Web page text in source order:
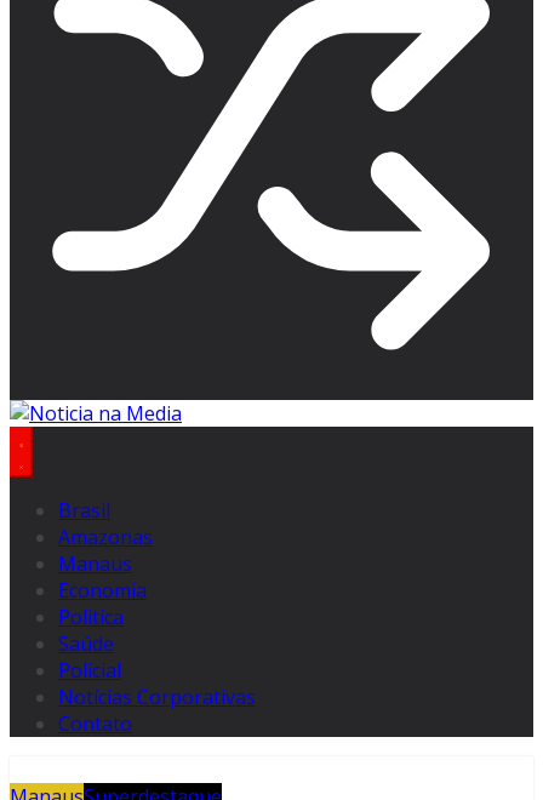
Brasil
Amazonas
Manaus
Economia
Politica
Saúde
Policial
Notícias Corporativas
Contato